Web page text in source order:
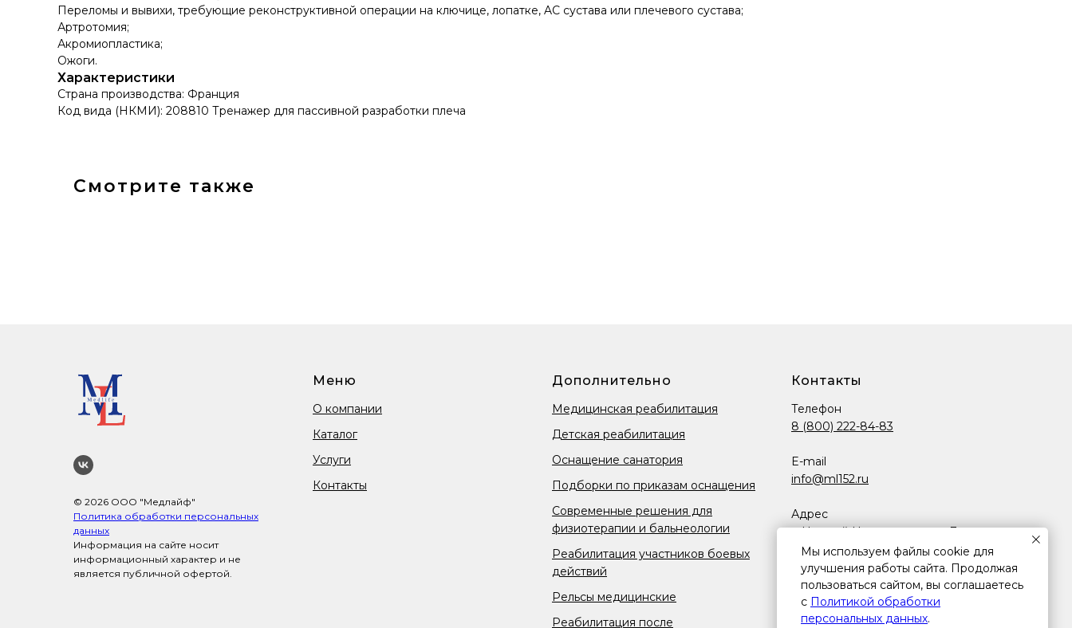
Мы используем файлы cookie для
улучшения работы сайта. Продолжая
пользоваться сайтом, вы соглашаетесь
с Политикой обработки
персональных данных.
Переломы и вывихи, требующие реконструктивной операции на ключице, лопатке, AC сустава или плечевого сустава;
Артротомия;
Акромиопластика;
Ожоги.
Характеристики
Страна производства: Франция
Код вида (НКМИ): 208810 Тренажер для пассивной разработки плеча
Смотрите также
© 2026 ООО "Медлайф"
Политика обработки персональных
данных
Информация на сайте носит
информационный характер и не
является публичной офертой.
Меню
О компании
Каталог
Услуги
Контакты
Дополнительно
Медицинская реабилитация
Детская реабилитация
Оснащение санатория
Подборки по приказам оснащения
Современные решения для
физиотерапии и бальнеологии
Реабилитация участников боевых
действий
Рельсы медицинские
Реабилитация после
Контакты
Телефон
8 (800) 222-84-83
E-mail
info@ml152.ru
Адрес
г. Нижний Новгород, пр-кт Ленина,
д. 98д к. 1, помещ. п6
Режим работы
Пн-Пт.: 8:00-17:00 (МСК)